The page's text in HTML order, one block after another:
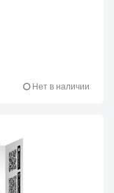
Нет в наличии